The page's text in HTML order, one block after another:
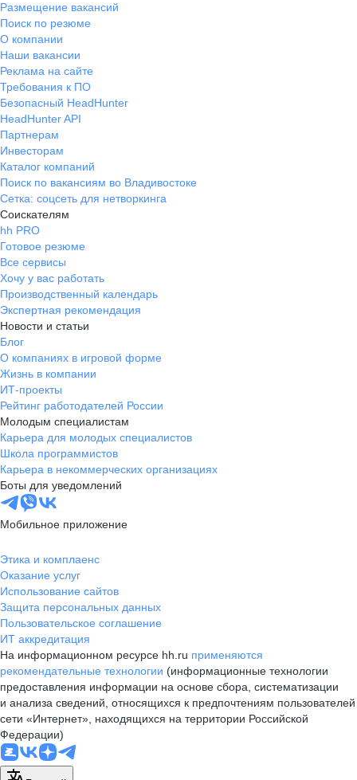
Размещение вакансий
Поиск по резюме
О компании
Наши вакансии
Реклама на сайте
Требования к ПО
Безопасный HeadHunter
HeadHunter API
Партнерам
Инвесторам
Каталог компаний
Поиск по вакансиям во Владивостоке
Сетка: соцсеть для нетворкинга
Соискателям
hh PRO
Готовое резюме
Все сервисы
Хочу у вас работать
Производственный календарь
Экспертная рекомендация
Новости и статьи
Блог
О компаниях в игровой форме
Жизнь в компании
ИТ-проекты
Рейтинг работодателей России
Молодым специалистам
Карьера для молодых специалистов
Школа программистов
Карьера в некоммерческих организациях
Боты для уведомлений
Мобильное приложение
Этика и комплаенс
Оказание услуг
Использование сайтов
Защита персональных данных
Пользовательское соглашение
ИТ аккредитация
На информационном ресурсе hh.ru применяются
рекомендательные технологии (информационные технологии
предоставления информации на основе сбора, систематизации
и анализа сведений, относящихся к предпочтениям пользователей
сети «Интернет», находящихся на территории Российской
Федерации)